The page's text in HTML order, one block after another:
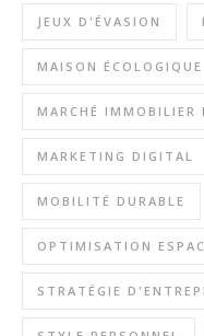
JEUX D'ÉVASION
MAISON ÉCOLOGIQUE
MARCHÉ IMMOBILIER
MARKETING DIGITAL
MOBILITÉ DURABLE
OPTIMISATION
STRATÉGIE